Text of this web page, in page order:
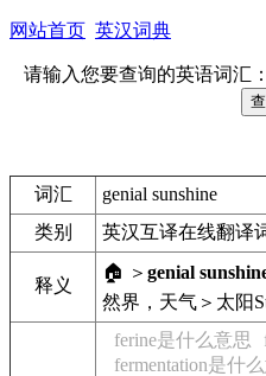
网站首页 英汉词典
请输入您要查询的英语词汇：
词汇
genial sunshine
类别
英汉互译在线翻译
释义
🏠 ＞ genial
然界，天气＞太阳
ferine是什么意思
fermentation是什